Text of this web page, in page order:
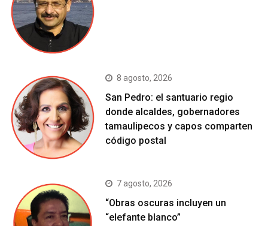
8 agosto, 2026
San Pedro: el santuario regio
donde alcaldes, gobernadores
tamaulipecos y capos comparten
código postal
7 agosto, 2026
“Obras oscuras incluyen un
“elefante blanco”